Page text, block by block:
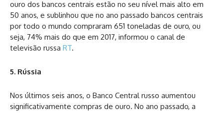
ouro dos bancos centrais estão no seu nível mais alto em
50 anos, e sublinhou que no ano passado bancos centrais
por todo o mundo compraram 651 toneladas de ouro, ou
seja, 74% mais do que em 2017, informou o canal de
televisão russa RT.
5. Rússia
Nos últimos seis anos, o Banco Central russo aumentou
significativamente compras de ouro. No ano passado, a